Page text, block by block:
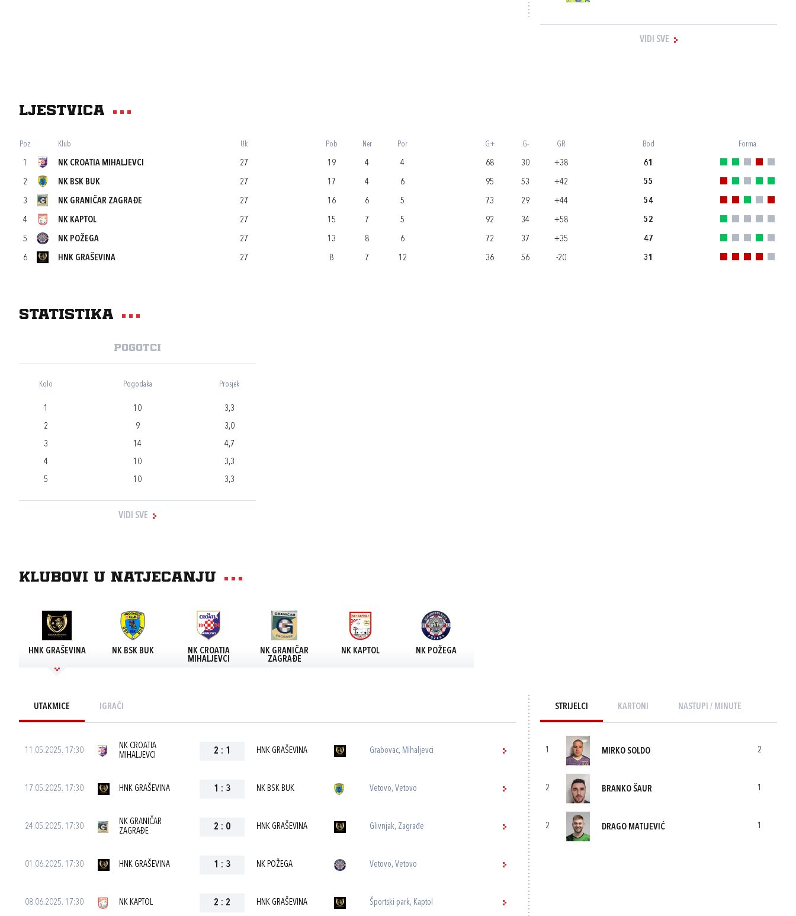
VIDI SVE
Ljestvica
Poz Klub Uk Pob Ner Por G+ G- GR Bod Forma
1 NK CROATIA MIHALJEVCI 27 19 4 4 68 30 +38 61
2 NK BSK BUK 27 17 4 6 95 53 +42 55
3 NK GRANIČAR ZAGRAĐE 27 16 6 5 73 29 +44 54
4 NK KAPTOL 27 15 7 5 92 34 +58 52
5 NK POŽEGA 27 13 8 6 72 37 +35 47
6 HNK GRAŠEVINA 27 8 7 12 36 56 -20 31
Statistika
Pogotci
Kolo Pogodaka Prosjek
1 10
3,3
2
9
3,0
3
14
4,7
4
10
3,3
5
10 3,3
VIDI SVE
Klubovi u natjecanju
HNK GRAŠEVINA NK BSK BUK
NK CROATIA
MIHALJEVCI
NK GRANIČAR
ZAGRAĐE
NK KAPTOL NK POŽEGA
UTAKMICE IGRAČI
11.05.2025. 17:30
NK CROATIA
MIHALJEVCI
2 : 1 HNK GRAŠEVINA Grabovac, Mihaljevci
17.05.2025. 17:30 HNK GRAŠEVINA 1 : 3 NK BSK BUK Vetovo, Vetovo
24.05.2025. 17:30
NK GRANIČAR
ZAGRAĐE
2 : 0 HNK GRAŠEVINA Glivnjak, Zagrađe
01.06.2025. 17:30 HNK GRAŠEVINA 1 : 3 NK POŽEGA Vetovo, Vetovo
08.06.2025. 17:30 NK KAPTOL 2 : 2 HNK GRAŠEVINA Športski park, Kaptol
STRIJELCI KARTONI NASTUPI / MINUTE
1 MIRKO SOLDO 2
2 BRANKO ŠAUR 1
2 DRAGO MATIJEVIĆ 1